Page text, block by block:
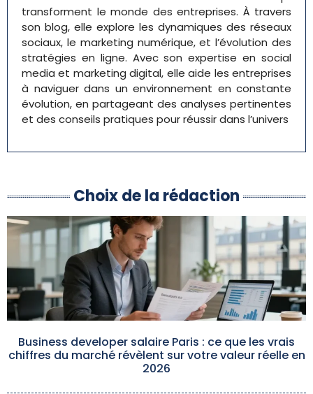
transforment le monde des entreprises. À travers
son blog, elle explore les dynamiques des réseaux
sociaux, le marketing numérique, et l’évolution des
stratégies en ligne. Avec son expertise en social
media et marketing digital, elle aide les entreprises
à naviguer dans un environnement en constante
évolution, en partageant des analyses pertinentes
et des conseils pratiques pour réussir dans l’univers
Choix de la rédaction
Business developer salaire Paris : ce que les vrais
chiffres du marché révèlent sur votre valeur réelle en
2026